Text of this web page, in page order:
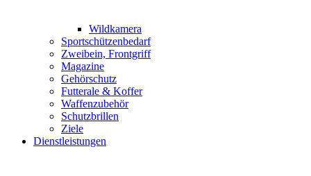
Wildkamera
Sportschützenbedarf
Zweibein, Frontgriff
Magazine
Gehörschutz
Futterale & Koffer
Waffenzubehör
Schutzbrillen
Ziele
Dienstleistungen